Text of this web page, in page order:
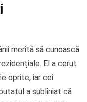
merită să cunoască
El a cerut
oprite, iar cei
a subliniat că